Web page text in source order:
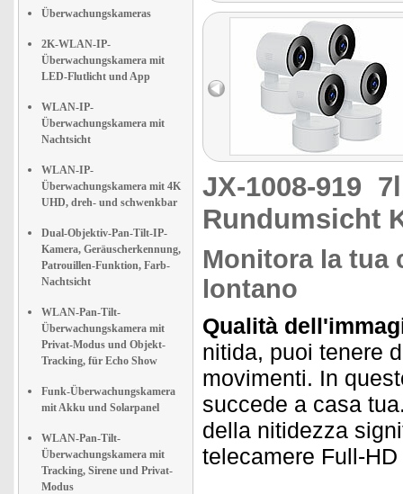
Überwachungskameras
2K-WLAN-IP-
Überwachungskamera mit
LED-Flutlicht und App
WLAN-IP-
Überwachungskamera mit
Nachtsicht
WLAN-IP-
Überwachungskamera mit 4K
UHD, dreh- und schwenkbar
Dual-Objektiv-Pan-Tilt-IP-
Kamera, Geräuscherkennung,
Patrouillen-Funktion, Farb-
Nachtsicht
WLAN-Pan-Tilt-
Überwachungskamera mit
Privat-Modus und Objekt-
Tracking, für Echo Show
Funk-Überwachungskamera
mit Akku und Solarpanel
WLAN-Pan-Tilt-
Überwachungskamera mit
Tracking, Sirene und Privat-
Modus
JX-1008-919
Rundumsicht
Monitora la tua
lontano
Qualità
nitida, puoi tenere
movimenti. In
succede a casa
della nitidezza
telecamere Full-